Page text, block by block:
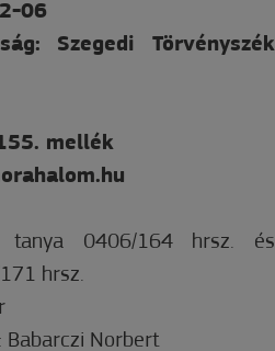
06
Szegedi Törvényszék
mellék
tanya 0406/164 hrsz. és
hrsz.
Babarczi Norbert